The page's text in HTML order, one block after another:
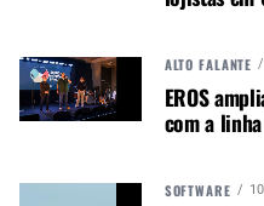
ALTO FALANTE
EROS
com a linha
SOFTWARE